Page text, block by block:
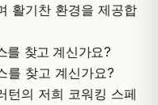
활기찬 환경을 제공합
를 찾고 계신가요?
를 찾고 계신가요?
의 저희 코워킹 스페